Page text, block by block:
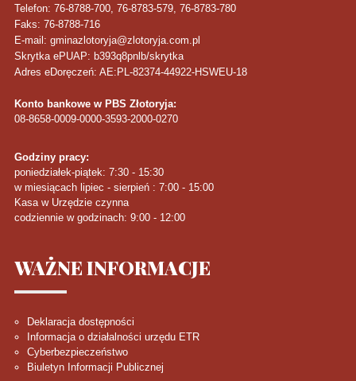
Telefon: 76-8788-700, 76-8783-579, 76-8783-780
Faks: 76-8788-716
E-mail: gminazlotoryja@zlotoryja.com.pl
Skrytka ePUAP: b393q8pnlb/skrytka
Adres eDoręczeń: AE:PL-82374-44922-HSWEU-18
Konto bankowe w PBS Złotoryja:
08-8658-0009-0000-3593-2000-0270
Godziny pracy:
poniedziałek-piątek: 7:30 - 15:30
w miesiącach lipiec - sierpień : 7:00 - 15:00
Kasa w Urzędzie czynna
codziennie w godzinach: 9:00 - 12:00
WAŻNEINFORMACJE
Deklaracja dostępności
Informacja o działalności urzędu ETR
Cyberbezpieczeństwo
Biuletyn Informacji Publicznej